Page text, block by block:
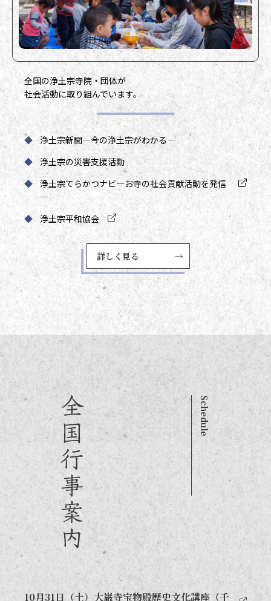
諸活動のメニュー一覧
全国の浄土宗寺院・団体が
社会活動に取り組んでいます。
◆ 浄土宗新聞―今の浄土宗がわかる―
◆ 浄土宗の災害支援活動
◆ 浄土宗てらかつナビ―お寺の社会貢献活動を発信
―
◆ 浄土宗平和協会
詳しく見る →
Schedule
10月31日（土）大巌寺宝物殿歴史文化講座（千